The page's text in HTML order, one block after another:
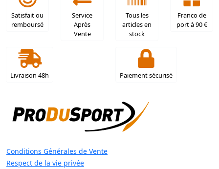
Satisfait ou
remboursé
Service
Après
Vente
Tous les
articles en
stock
Franco de
port à 90 €
Livraison 48h Paiement sécurisé
Conditions Générales de Vente
Respect de la vie privée